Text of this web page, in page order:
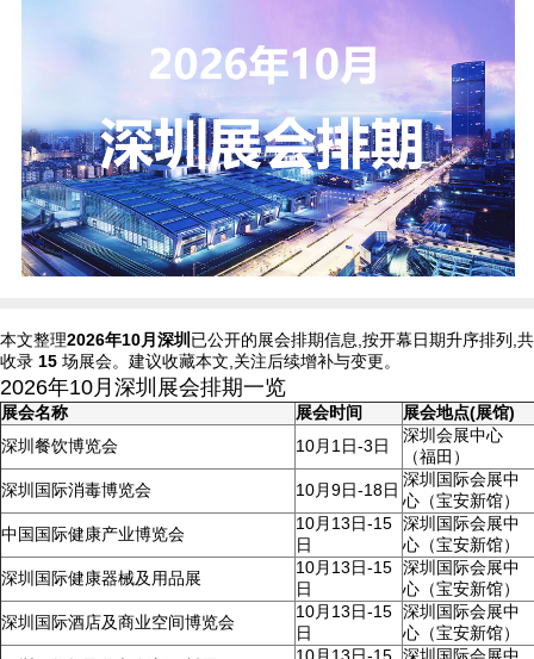
本文整理2026年10月深圳 已公开的展会排期信息,按开幕日期升序排列,共
收录 15 场展会。建议收藏本文,关注后续增补与变更。
2026年10月深圳展会排期一览
展会名称 展会时间
展会地点(展馆)
深圳餐饮博览会
10月1日-3日
深圳会展中心
（福田）
深圳国际消毒博览会
10月9日-18日
深圳国际会展中
心（宝安新馆）
中国国际健康产业博览会
10月13日-15
日
深圳国际会展中
心（宝安新馆）
深圳国际健康器械及用品展
10月13日-15
日
深圳国际会展中
心（宝安新馆）
深圳国际酒店及商业空间博览会
10月13日-15
日
深圳国际会展中
心（宝安新馆）